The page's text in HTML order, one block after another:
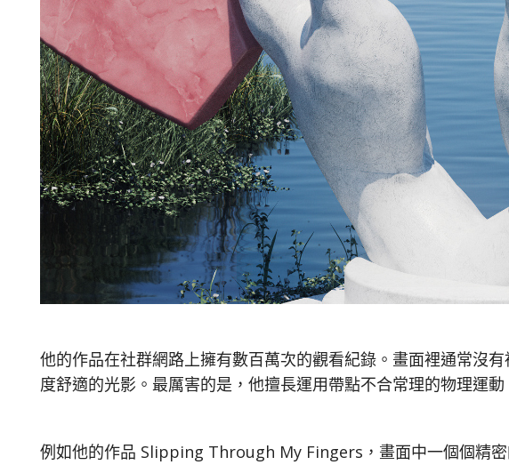
他的作品在社群網路上擁有數百萬次的觀看紀錄。畫面裡通常沒
度舒適的光影。最厲害的是，他擅長運用帶點不合常理的物理運
例如他的作品 Slipping Through My Fingers，畫面中一個個精